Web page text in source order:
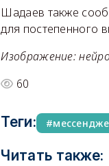
Шадаев также
для постепенного
Изображение:
60
Теги:
Читать также: